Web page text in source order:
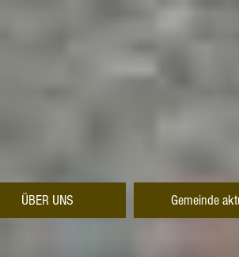
ÜBER UNS Gemeinde